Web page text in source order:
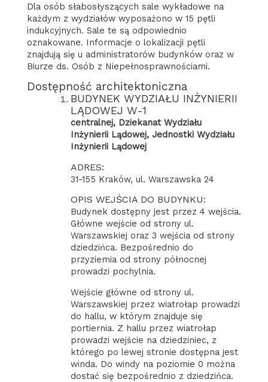
Dla osób słabosłyszących sale wykładowe na
każdym z wydziałów wyposażono w 15 pętli
indukcyjnych. Sale te są odpowiednio
oznakowane. Informacje o lokalizacji pętli
znajdują się u administratorów budynków oraz w
Biurze ds. Osób z Niepełnosprawnościami.
Dostępność architektoniczna
BUDYNEK WYDZIAŁU INŻYNIERII
LĄDOWEJ W-1
centralnej, Dziekanat Wydziału
Inżynierii Lądowej, Jednostki Wydziału
Inżynierii Lądowej
ADRES:
31-155 Kraków, ul. Warszawska 24
OPIS WEJŚCIA DO BUDYNKU:
Budynek dostępny jest przez 4 wejścia.
Główne wejście od strony ul.
Warszawskiej oraz 3 wejścia od strony
dziedzińca. Bezpośrednio do
przyziemia od strony północnej
prowadzi pochylnia.
Wejście główne od strony ul.
Warszawskiej przez wiatrołap prowadzi
do hallu, w którym znajduje się
portiernia. Z hallu przez wiatrołap
prowadzi wejście na dziedziniec, z
którego po lewej stronie dostępna jest
winda. Do windy na poziomie 0 można
dostać się bezpośrednio z dziedzińca.